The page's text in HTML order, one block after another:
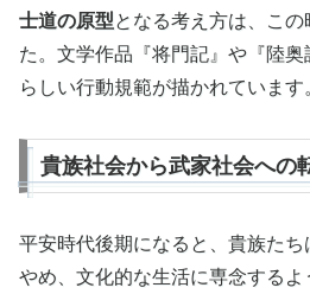
士道の原型となる考え方は、こ
た。文学作品『将門記』や『陸
らしい行動規範が描かれています
貴族社会から武家社会への
平安時代後期になると、貴族た
やめ、文化的な生活に専念する